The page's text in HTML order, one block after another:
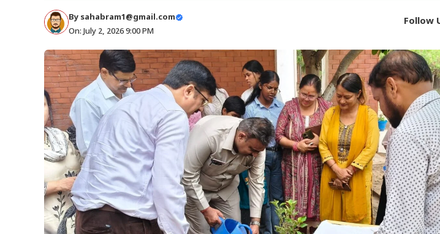
By sahabram1@gmail.com
On: July 2, 2026 9:00 PM
Follow